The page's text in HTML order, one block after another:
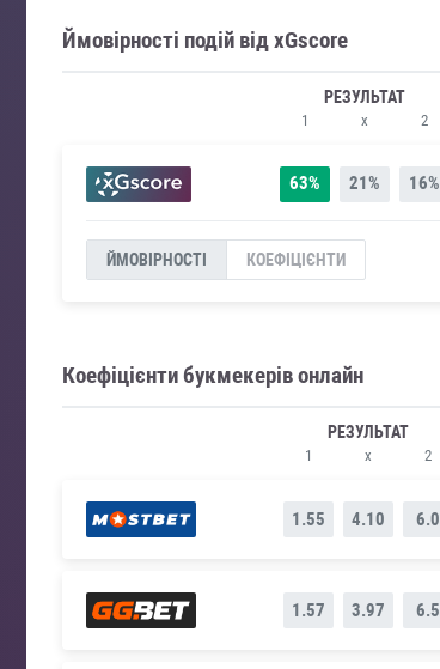
Ймовірності подій від xGscore
РЕЗУЛЬТАТ
1
63%
x
21%
2
16%
ЙМОВІРНОСТІ КОЕФІЦІЄНТИ
Коефіцієнти букмекерів онлайн
РЕЗУЛЬТАТ
1
1.55
x
4.10
2
6.0
1.57 3.97 6.5